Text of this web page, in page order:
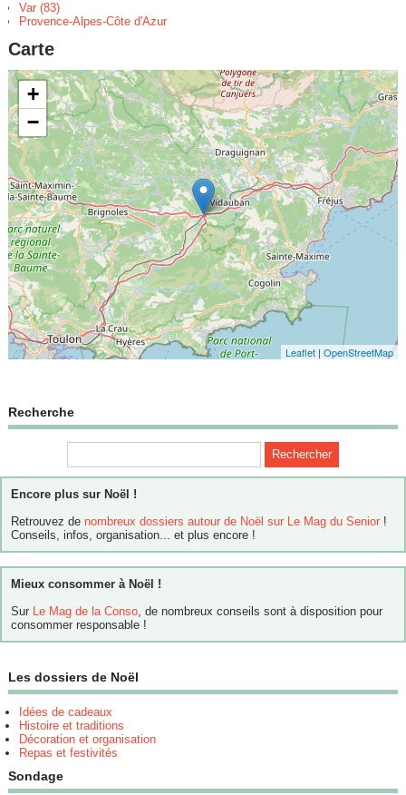
Var (83)
Provence-Alpes-Côte d'Azur
Carte
+
−
Leaflet |OpenStreetMap
Recherche
Encore plus sur Noël !
Retrouvez de nombreux dossiers autour de Noël sur Le Mag du Senior !
Conseils, infos, organisation... et plus encore !
Mieux consommer à Noël !
Sur
Le Mag de la Conso , de nombreux conseils sont à disposition pour
consommer responsable !
Les dossiers de Noël
Idées de cadeaux
Histoire et traditions
Décoration et organisation
Repas et festivités
Sondage